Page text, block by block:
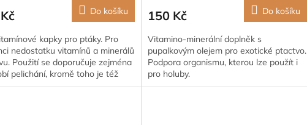
Do košíku
kapky pro ptáky. Pro
nedostatku vitamínů a minerálů
Použití se doporučuje zejména
pelichání, kromě toho je též
doplňkem běžné...
150 Kč Do košíku
Vitamino-minerální doplněk s
pupalkovým olejem pro exotické ptactvo.
Podpora organismu, kterou lze použít i
pro holuby.